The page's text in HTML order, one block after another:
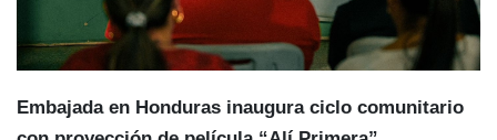
Embajada en Honduras inaugura ciclo comunitario